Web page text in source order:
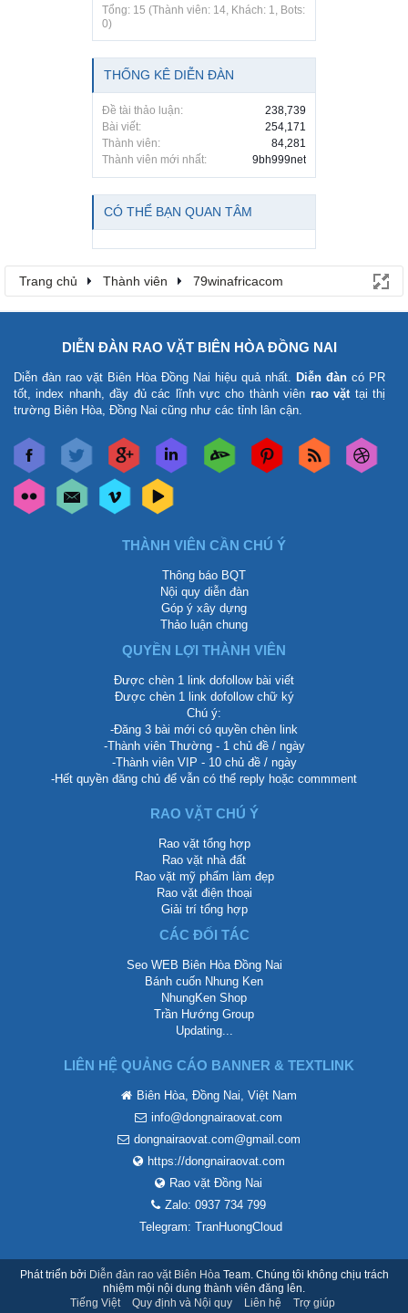
Tổng: 15 (Thành viên: 14, Khách: 1, Bots:
0)
THỐNG KÊ DIỄN ĐÀN
Đề tài thảo luận:
238,739
Bài viết:
254,171
Thành viên:
84,281
Thành viên mới nhất:
9bh999net
CÓ THỂ BẠN QUAN TÂM
Trang chủ Thành viên 79winafricacom
DIỄN ĐÀN RAO VẶT BIÊN HÒA ĐỒNG NAI
Diễn đàn rao vặt Biên Hòa Đồng Nai hiệu quả nhất. Diễn đàn có PR
tốt, index nhanh, đầy đủ các lĩnh vực cho thành viên rao vặttại thị
trường Biên Hòa, Đồng Nai cũng như các tỉnh lân cận.
THÀNH VIÊN CẦN CHÚ Ý
Thông báo BQT
Nội quy diễn đàn
Góp ý xây dựng
Thảo luận chung
QUYỀN LỢI THÀNH VIÊN
Được chèn 1 link dofollow bài viết
Được chèn 1 link dofollow chữ ký
Chú ý:
-Đăng 3 bài mới có quyền chèn link
-Thành viên Thường - 1 chủ đề / ngày
-Thành viên VIP - 10 chủ đề / ngày
-Hết quyền đăng chủ để vẫn có thể reply hoặc commment
RAO VẶT CHÚ Ý
Rao vặt tổng hợp
Rao vặt nhà đất
Rao vặt mỹ phẩm làm đẹp
Rao vặt điện thoại
Giải trí tổng hợp
CÁC ĐỐI TÁC
Seo WEB Biên Hòa Đồng Nai
Bánh cuốn Nhung Ken
NhungKen Shop
Trần Hướng Group
Updating...
LIÊN HỆ QUẢNG CÁO BANNER & TEXTLINK
Biên Hòa, Đồng Nai, Việt Nam
info@dongnairaovat.com
dongnairaovat.com@gmail.com
https://dongnairaovat.com
Rao vặt Đồng Nai
Zalo: 0937 734 799
Telegram: TranHuongCloud
Phát triển bởi Diễn đàn rao vặt Biên HòaTeam. Chúng tôi không chịu trách
nhiệm mội nội dung thành viên đăng lên.
Tiếng Việt
Quy định và Nội quy Liên hệ Trợ giúp